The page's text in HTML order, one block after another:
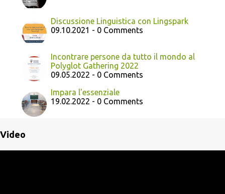
Discussione Linguistica con Lingspark
09.10.2021 - 0 Comments
Incontrare persone da tutto il mondo al
Polyglot Gathering 2022
09.05.2022 - 0 Comments
Impara l'essenziale
19.02.2022 - 0 Comments
Video